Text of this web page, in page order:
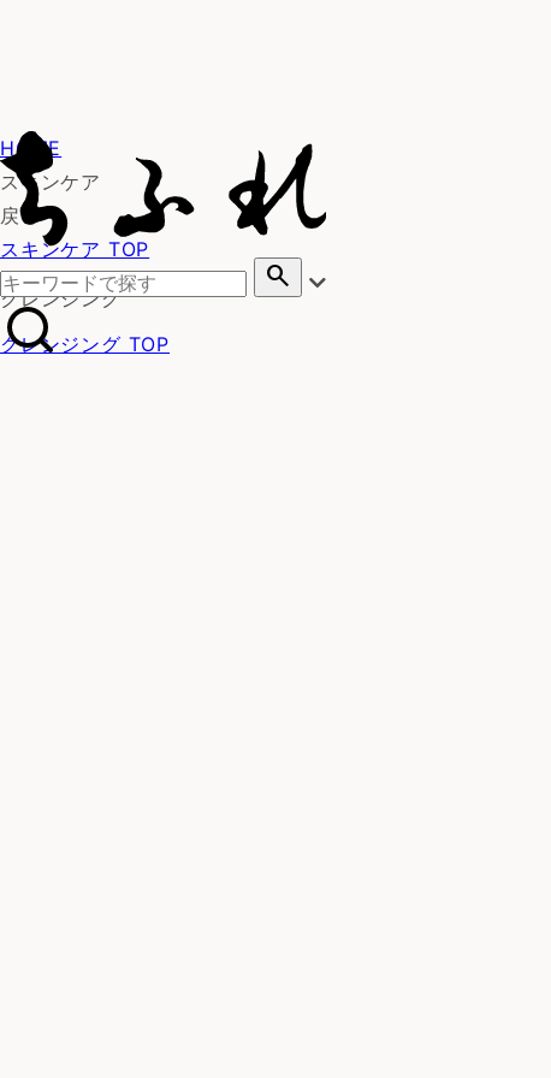
search
HOME
スキンケア
戻る
スキンケア TOP
クレンジング
クレンジング TOP